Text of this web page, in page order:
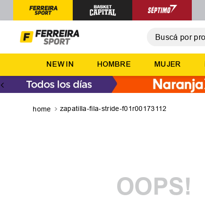
NEW IN HOMBRE MUJER
zapatilla-fila-stride-f01r00173112
OOPS!